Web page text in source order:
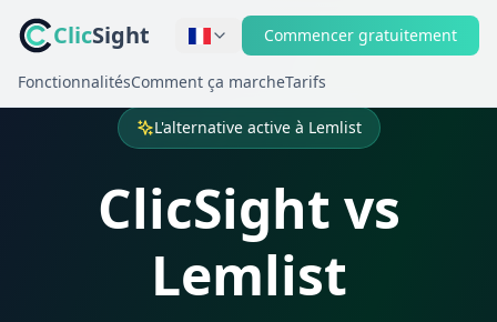
ClicSight Commencer gratuitement
FonctionnalitésComment ça marcheTarifs
L'alternative active à Lemlist
ClicSight vs
Lemlist